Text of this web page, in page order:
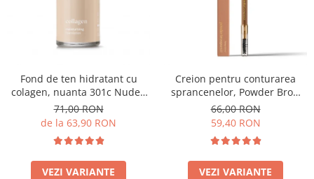
Fond de ten hidratant cu
colagen, nuanta 301c Nude -
30ml
71,00 RON
de la 63,90 RON
VEZI VARIANTE
Creion pentru conturarea
sprancenelor, Powder Brow
Pencil, nuanta Honey Blond -
1.19g
66,00 RON
59,40 RON
VEZI VARIANTE